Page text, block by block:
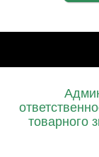
товарного